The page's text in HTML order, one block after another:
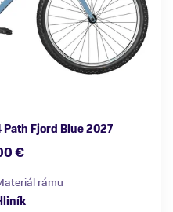
Path Fjord Blue 2027
€
rámu